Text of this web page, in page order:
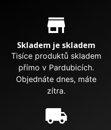
Proč nakupovat u nás?
store_mall_directory
Skladem je skladem
Tisíce produktů skladem
přímo v Pardubicích.
Objednáte dnes, máte
zítra.
local_shipping